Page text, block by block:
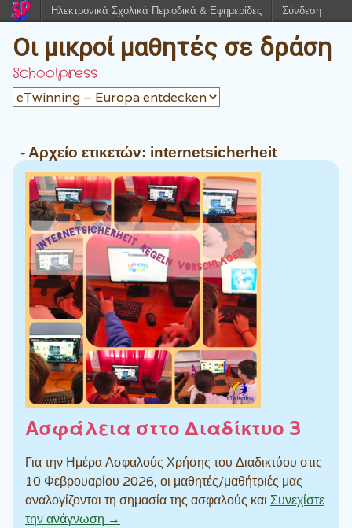
Οι μικροί μαθητές σε δράση
Schoolpress
- Αρχείο ετικετών: internetsicherheit
Ασφάλεια σττο Διαδίκτυο 3
Για την Ημέρα Ασφαλούς Χρήσης του Διαδικτύου στις
10 Φεβρουαρίου 2026, οι μαθητές/μαθήτριές μας
αναλογίζονται τη σημασία της ασφαλούς και Συνεχίστε
την ανάγνωση →
Ηλεκτρονικά Σχολικά Περιοδικά & Εφημερίδες Σύνδεση